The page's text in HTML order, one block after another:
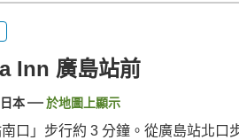
Inn 廣島站前
本 於地圖上顯示
口」步行約 3 分鐘。從廣島站北口